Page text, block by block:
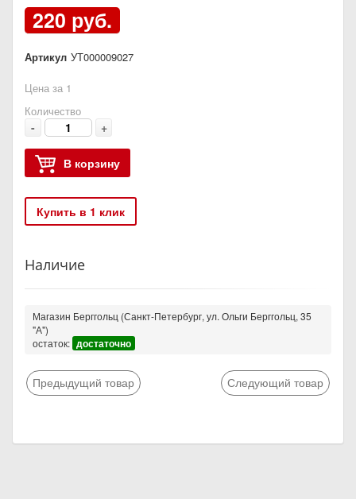
220 руб.
Артикул УТ000009027
Цена за 1
Количество
- +
В корзину
Купить в 1 клик
Наличие
Магазин Берггольц (Санкт-Петербург, ул. Ольги Берггольц, 35
"А")
остаток: достаточно
Предыдущий товар Следующий товар